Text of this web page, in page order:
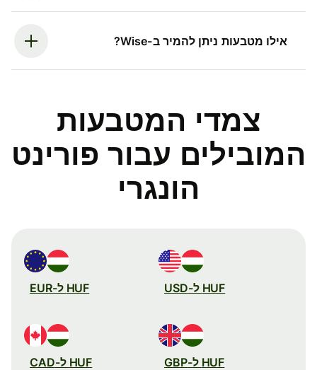
אילו מטבעות ניתן להמיר ב-Wise?
צמדי המטבעות
המובילים עבור פורינט
הונגרי
HUF ל-USD HUF ל-EUR
HUF ל-GBP HUF ל-CAD